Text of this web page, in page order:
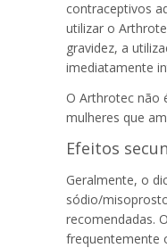
contraceptivos
utilizar o
gravidez, a
imediatamente
O Arthrotec não
mulheres que
Efeitos
Geralmente, o
sódio/
recomendadas.
frequentemente